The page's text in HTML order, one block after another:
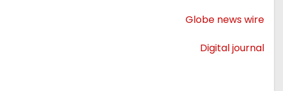
Globe news wire
Digital journal